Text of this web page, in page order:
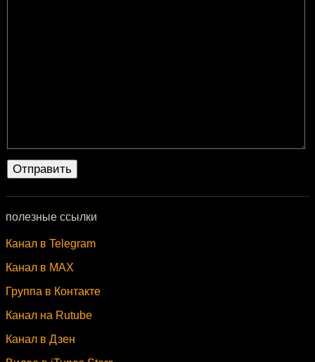
полезные ссылки
Канал в Telegram
Канал в MAX
Группа в Контакте
Канал на Rutube
Канал в Дзен